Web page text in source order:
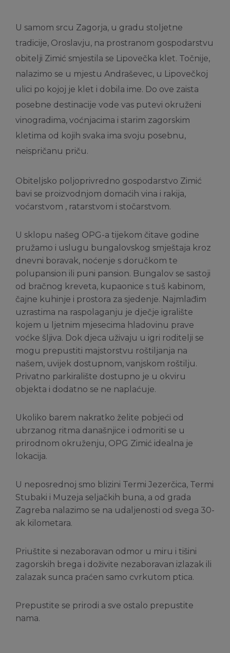
U samom srcu Zagorja, u gradu stoljetne
tradicije, Oroslavju, na prostranom gospodarstvu
obitelji Zimić smjestila se Lipovečka klet. Točnije,
nalazimo se u mjestu Andraševec, u Lipovečkoj
ulici po kojoj je klet i dobila ime. Do ove zaista
posebne destinacije vode vas putevi okruženi
vinogradima, voćnjacima i starim zagorskim
kletima od kojih svaka ima svoju posebnu,
neispričanu priču.
Obiteljsko poljoprivredno gospodarstvo Zimić
bavi se proizvodnjom domaćih vina i rakija,
voćarstvom , ratarstvom i stočarstvom.
U sklopu našeg OPG-a tijekom čitave godine
pružamo i uslugu bungalovskog smještaja kroz
dnevni boravak, noćenje s doručkom te
polupansion ili puni pansion. Bungalov se sastoji
od bračnog kreveta, kupaonice s tuš kabinom,
čajne kuhinje i prostora za sjedenje. Najmlađim
uzrastima na raspolaganju je dječje igralište
kojem u ljetnim mjesecima hladovinu prave
voćke šljiva. Dok djeca uživaju u igri roditelji se
mogu prepustiti majstorstvu roštiljanja na
našem, uvijek dostupnom, vanjskom roštilju.
Privatno parkiralište dostupno je u okviru
objekta i dodatno se ne naplaćuje.
Ukoliko barem nakratko želite pobjeći od
ubrzanog ritma današnjice i odmoriti se u
prirodnom okruženju, OPG Zimić idealna je
lokacija.
U neposrednoj smo blizini Termi Jezerčica, Termi
Stubaki i Muzeja seljačkih buna, a od grada
Zagreba nalazimo se na udaljenosti od svega 30-
ak kilometara.
Priuštite si nezaboravan odmor u miru i tišini
zagorskih brega i doživite nezaboravan izlazak ili
zalazak sunca praćen samo cvrkutom ptica.
Prepustite se prirodi a sve ostalo prepustite
nama.